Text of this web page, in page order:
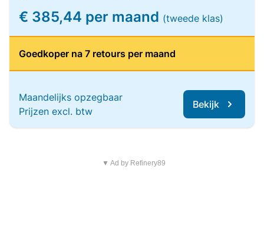
€ 385,44 per maand (tweede klas)
Goedkoper na 7 retours per maand
Maandelijks opzegbaar
Prijzen excl. btw
Bekijk
▼ Ad by Refinery89